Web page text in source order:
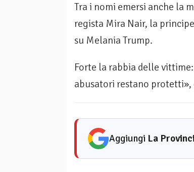
Tra i nomi emersi anche la
regista Mira Nair, la
su Melania Trump.
Forte la rabbia delle
abusatori restano
Aggiungi La